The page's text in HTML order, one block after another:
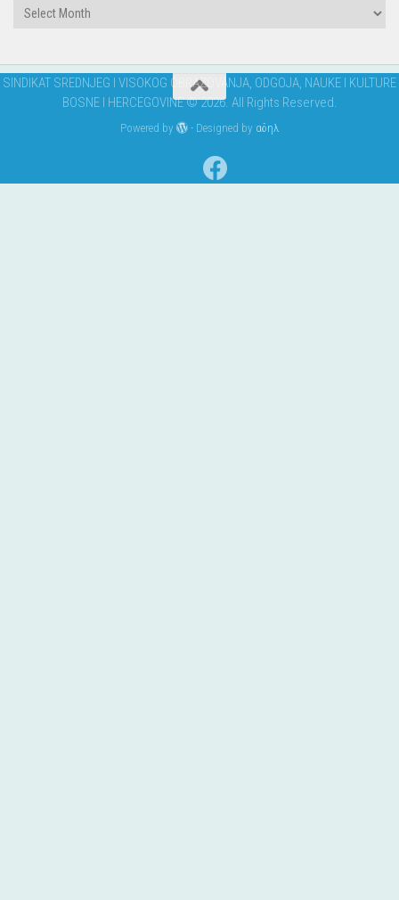
Sve
aktivnosti
SINDIKAT SREDNJEG I VISOKOG OBRAZOVANJA, ODGOJA, NAUKE I KULTURE
BOSNE I HERCEGOVINE © 2026. All Rights Reserved.
Powered by - Designed by αδηλ